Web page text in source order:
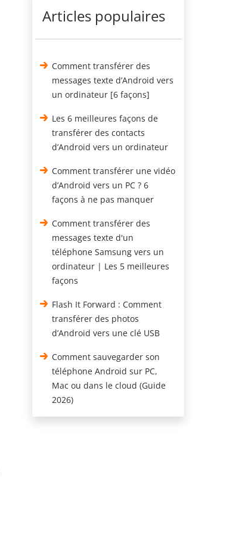
Articles populaires
Comment transférer des
messages texte d’Android vers
un ordinateur [6 façons]
Les 6 meilleures façons de
transférer des contacts
d’Android vers un ordinateur
Comment transférer une vidéo
d’Android vers un PC ? 6
façons à ne pas manquer
Comment transférer des
messages texte d'un
téléphone Samsung vers un
ordinateur | Les 5 meilleures
façons
Flash It Forward : Comment
transférer des photos
d’Android vers une clé USB
Comment sauvegarder son
téléphone Android sur PC,
Mac ou dans le cloud (Guide
2026)